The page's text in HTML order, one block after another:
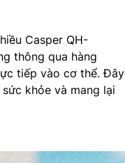
Casper QH-
thông qua hàng
tiếp vào cơ thể. Đây
khỏe và mang lại